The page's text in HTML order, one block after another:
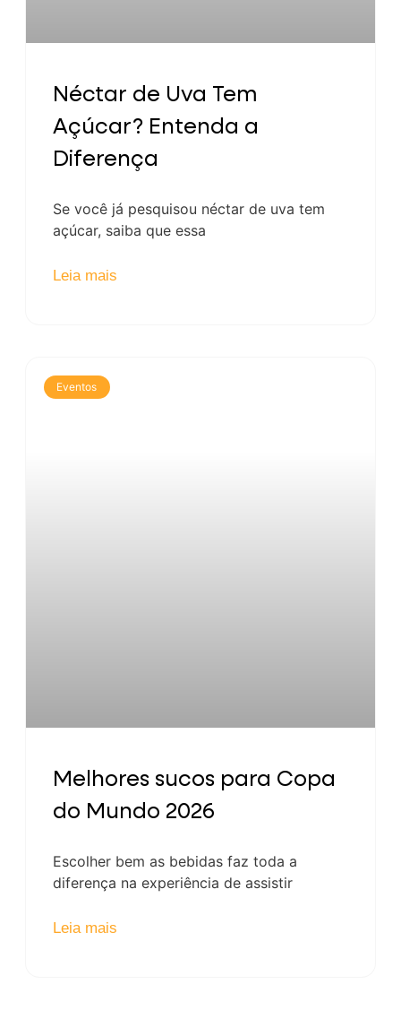
Néctar de Uva Tem
Açúcar? Entenda a
Diferença
Se você já pesquisou néctar de uva tem
açúcar, saiba que essa
Leia mais
Eventos
Melhores sucos para Copa
do Mundo 2026
Escolher bem as bebidas faz toda a
diferença na experiência de assistir
Leia mais